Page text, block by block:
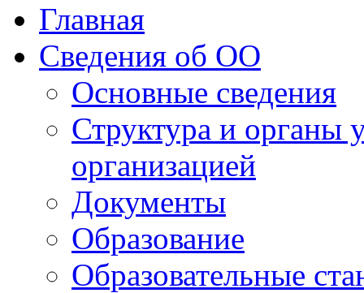
Главная
Сведения об ОО
Основные сведения
Структура и органы
организацией
Документы
Образование
Образовательные